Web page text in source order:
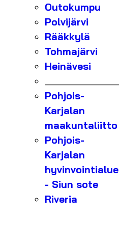
Outokumpu
Polvijärvi
Rääkkylä
Tohmajärvi
Heinävesi
Pohjois-
Karjalan
maakuntaliitto
Pohjois-
Karjalan
hyvinvointialue
- Siun sote
Riveria